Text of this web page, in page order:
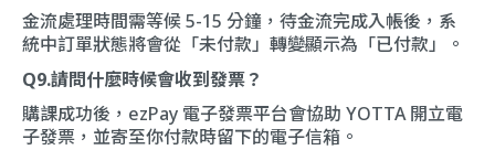
金流處理時間需等候 5-15 分鐘，待金流完成入帳後，系
統中訂單狀態將會從「未付款」轉變顯示為「已付款」。
Q9.請問什麼時候會收到發票？
購課成功後，ezPay 電子發票平台會協助 YOTTA 開立電
子發票，並寄至你付款時留下的電子信箱。